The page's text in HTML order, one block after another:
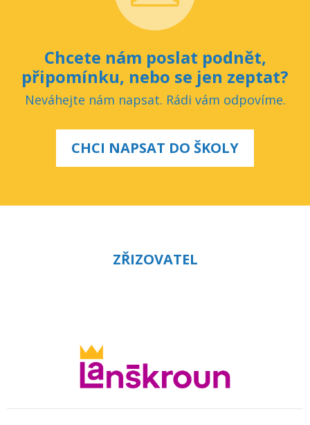
Chcete nám poslat podnět,
připomínku, nebo se jen zeptat?
Neváhejte nám napsat. Rádi vám odpovíme.
CHCI NAPSAT DO ŠKOLY
ZŘIZOVATEL